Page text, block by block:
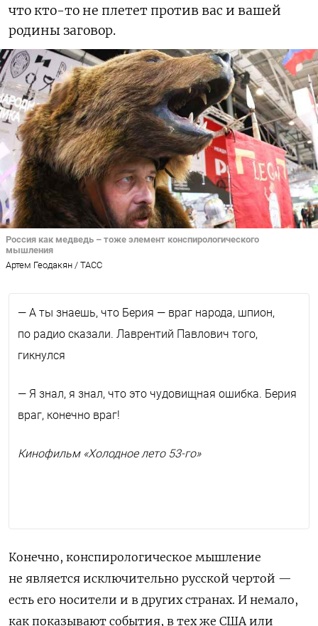
что кто-то не плетет против вас и вашей
родины заговор.
Россия как медведь – тоже элемент конспирологического
мышления
Артем Геодакян / ТАСС
— А ты знаешь, что Берия — враг народа, шпион,
по радио сказали. Лаврентий Павлович того,
гикнулся
— Я знал, я знал, что это чудовищная ошибка. Берия
враг, конечно враг!
Кинофильм «Холодное лето 53-го»
Конечно, конспирологическое мышление
не является исключительно русской чертой —
есть его носители и в других странах. И немало,
как показывают события, в тех же США или